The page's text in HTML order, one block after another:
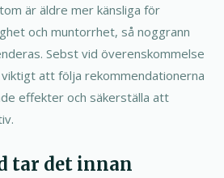
är äldre mer känsliga för
och muntorrhet, så noggrann
Sebst vid överenskommelse
att följa rekommendationerna
effekter och säkerställa att
tar det innan